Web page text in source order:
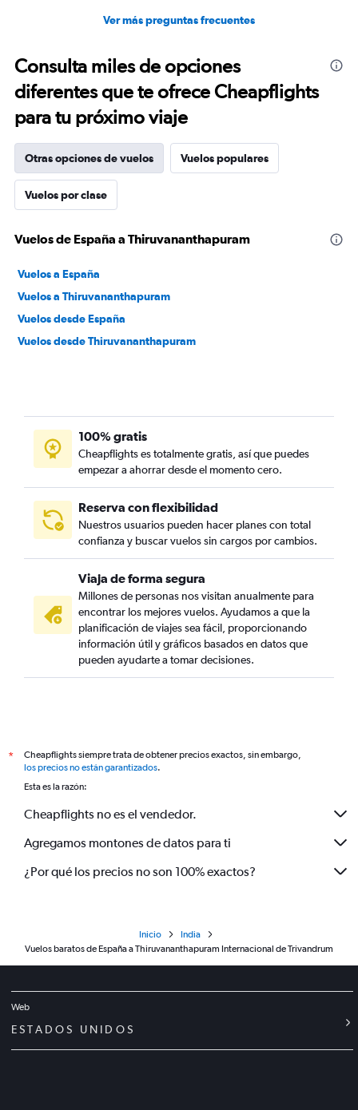
Ver más preguntas frecuentes
Consulta miles de opciones
diferentes que te ofrece Cheapflights
para tu próximo viaje
Otras opciones de vuelos Vuelos populares
Vuelos por clase
Vuelos de España a Thiruvananthapuram
Vuelos a España
Vuelos a Thiruvananthapuram
Vuelos desde España
Vuelos desde Thiruvananthapuram
100% gratis
Cheapflights es totalmente gratis, así que puedes
empezar a ahorrar desde el momento cero.
Reserva con flexibilidad
Nuestros usuarios pueden hacer planes con total
confianza y buscar vuelos sin cargos por cambios.
Viaja de forma segura
Millones de personas nos visitan anualmente para
encontrar los mejores vuelos. Ayudamos a que la
planificación de viajes sea fácil, proporcionando
información útil y gráficos basados en datos que
pueden ayudarte a tomar decisiones.
*
Cheapflights siempre trata de obtener precios exactos, sin embargo,
los precios no están garantizados.
Esta es la razón:
Cheapflights no es el vendedor.
Agregamos montones de datos para ti
¿Por qué los precios no son 100% exactos?
Inicio
India
Vuelos baratos de España a Thiruvananthapuram Internacional de Trivandrum
Web
ESTADOS UNIDOS